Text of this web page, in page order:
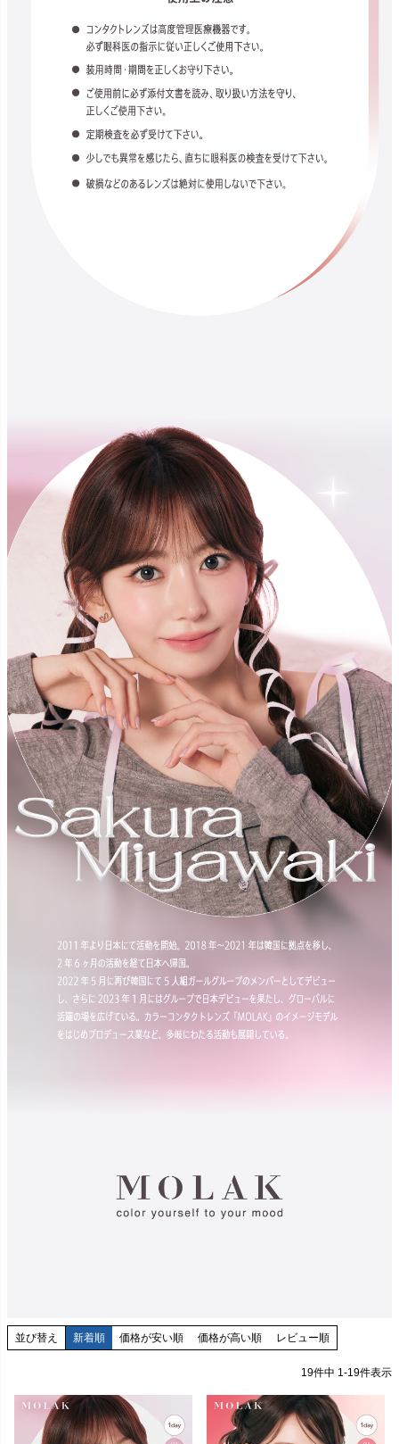
並び替え 新着順 価格が安い順 価格が高い順 レビュー順
19件中 1-19件表示